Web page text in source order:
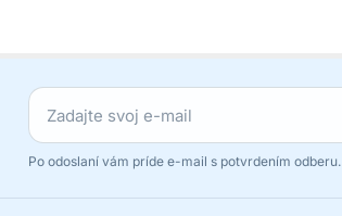
Po odoslaní vám príde e-mail s potvrdením odberu.